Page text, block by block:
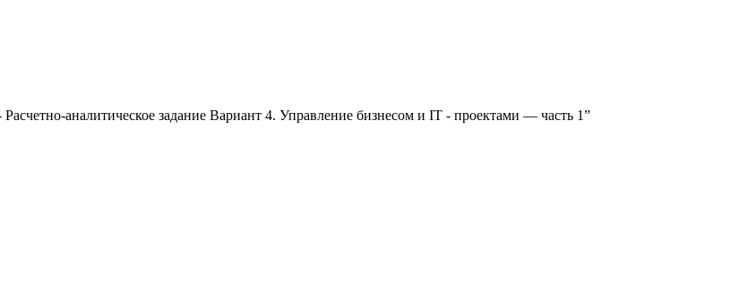
аналитическое задание Вариант 4. Управление бизнесом и IT - проектами — часть 1”